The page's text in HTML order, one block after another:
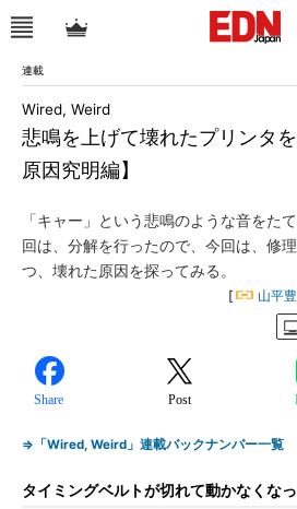
連載
悲鳴を上げて壊れたプリンタ
原因究明編】
Wired, Weird
「キャー」という悲鳴のような音をた
回は、分解を行ったので、今回は、修
つ、壊れた原因を探ってみる。
[ 山平
Share Post
⇒「Wired, Weird」連載バックナンバー一覧
タイミングベルトが切れて動かなくな